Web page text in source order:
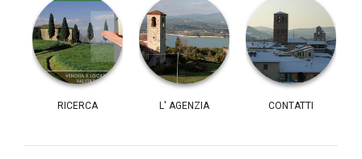
RICERCA L' AGENZIA CONTATTI